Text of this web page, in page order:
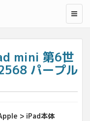
mini 第6世
パープル
> iPad本体